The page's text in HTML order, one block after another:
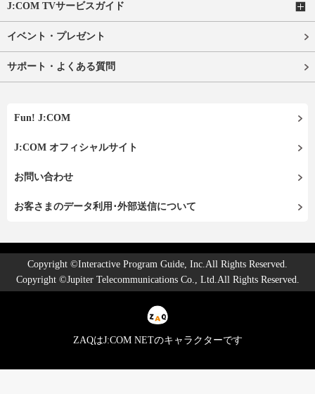
J:COM TVサービスガイド
イベント・プレゼント
サポート・よくある質問
Fun! J:COM
J:COM オフィシャルサイト
お問い合わせ
お客さまのデータ利用･外部送信について
Copyright ©Interactive Program Guide, Inc.All Rights Reserved.
Copyright ©Jupiter Telecommunications Co., Ltd.All Rights Reserved.
ZAQはJ:COM NETのキャラクターです